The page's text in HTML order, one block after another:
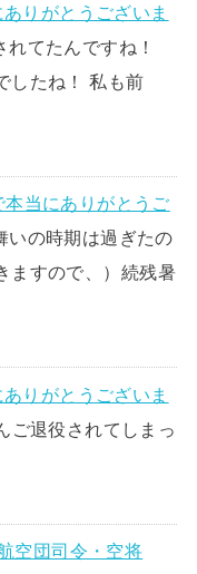
りがとうございま
てたんですね！
したね！ 私も前
本当にありがとうご
いの時期は過ぎたの
ますので、）続残暑
りがとうございま
ご退役されてしまっ
空団司令・空将